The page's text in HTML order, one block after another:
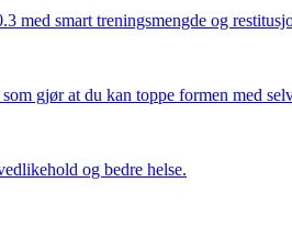
med smart treningsmengde og
gjør at du kan toppe formen med
og bedre helse.